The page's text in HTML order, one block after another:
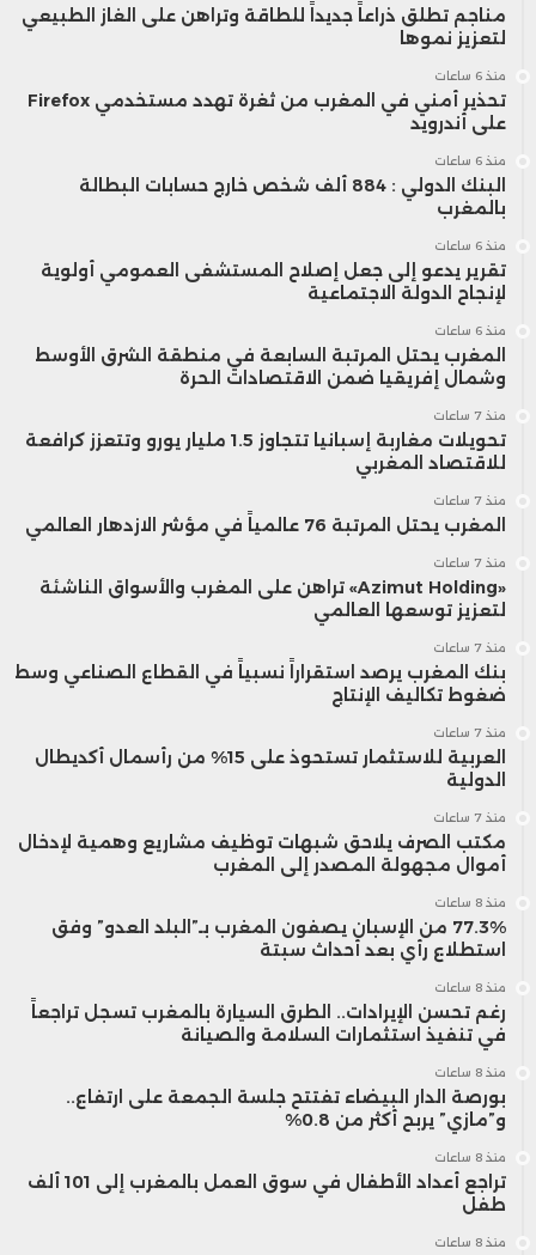
مناجم تطلق ذراعاً جديداً للطاقة وتراهن على الغاز الطبيعي
لتعزيز نموها
منذ 6 ساعات
تحذير أمني في المغرب من ثغرة تهدد مستخدمي Firefox
على أندرويد
منذ 6 ساعات
البنك الدولي : 884 ألف شخص خارج حسابات البطالة
بالمغرب
منذ 6 ساعات
تقرير يدعو إلى جعل إصلاح المستشفى العمومي أولوية
لإنجاح الدولة الاجتماعية
منذ 6 ساعات
المغرب يحتل المرتبة السابعة في منطقة الشرق الأوسط
وشمال إفريقيا ضمن الاقتصادات الحرة
منذ 7 ساعات
تحويلات مغاربة إسبانيا تتجاوز 1.5 مليار يورو وتتعزز كرافعة
للاقتصاد المغربي
منذ 7 ساعات
المغرب يحتل المرتبة 76 عالمياً في مؤشر الازدهار العالمي
منذ 7 ساعات
«Azimut Holding» تراهن على المغرب والأسواق الناشئة
لتعزيز توسعها العالمي
منذ 7 ساعات
بنك المغرب يرصد استقراراً نسبياً في القطاع الصناعي وسط
ضغوط تكاليف الإنتاج
منذ 7 ساعات
العربية للاستثمار تستحوذ على 15% من رأسمال أكديطال
الدولية
منذ 7 ساعات
مكتب الصرف يلاحق شبهات توظيف مشاريع وهمية لإدخال
أموال مجهولة المصدر إلى المغرب
منذ 8 ساعات
77.3% من الإسبان يصفون المغرب بـ”البلد العدو” وفق
استطلاع رأي بعد أحداث سبتة
منذ 8 ساعات
رغم تحسن الإيرادات.. الطرق السيارة بالمغرب تسجل تراجعاً
في تنفيذ استثمارات السلامة والصيانة
منذ 8 ساعات
بورصة الدار البيضاء تفتتح جلسة الجمعة على ارتفاع..
و”مازي” يربح أكثر من 0.8%
منذ 8 ساعات
تراجع أعداد الأطفال في سوق العمل بالمغرب إلى 101 ألف
طفل
منذ 8 ساعات